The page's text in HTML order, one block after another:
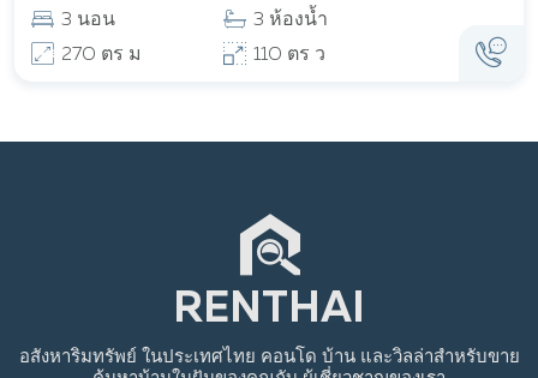
3 นอน
3 ห้องน้ำ
270 ตร ม
110 ตร ว
อสังหาริมทรัพย์ ในประเทศไทย คอนโด บ้าน และวิลล่าสำหรับขาย